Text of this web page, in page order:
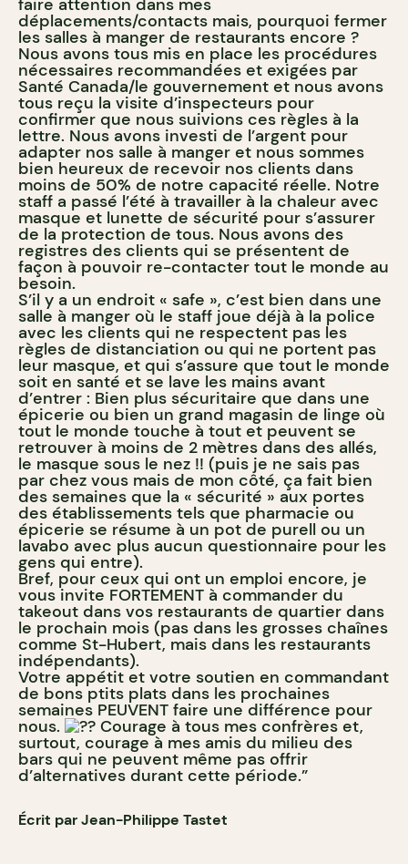
déplacements/contacts mais, pourquoi fermer
les salles à manger de restaurants encore ?
Nous avons tous mis en place les procédures
nécessaires recommandées et exigées par
Santé Canada/le gouvernement et nous avons
tous reçu la visite d’inspecteurs pour
confirmer que nous suivions ces règles à la
lettre. Nous avons investi de l’argent pour
adapter nos salle à manger et nous sommes
bien heureux de recevoir nos clients dans
moins de 50% de notre capacité réelle. Notre
staff a passé l’été à travailler à la chaleur avec
masque et lunette de sécurité pour s’assurer
de la protection de tous. Nous avons des
registres des clients qui se présentent de
façon à pouvoir re-contacter tout le monde au
besoin.
S’il y a un endroit « safe », c’est bien dans une
salle à manger où le staff joue déjà à la police
avec les clients qui ne respectent pas les
règles de distanciation ou qui ne portent pas
leur masque, et qui s’assure que tout le monde
soit en santé et se lave les mains avant
d’entrer : Bien plus sécuritaire que dans une
épicerie ou bien un grand magasin de linge où
tout le monde touche à tout et peuvent se
retrouver à moins de 2 mètres dans des allés,
le masque sous le nez !! (puis je ne sais pas
par chez vous mais de mon côté, ça fait bien
des semaines que la « sécurité » aux portes
des établissements tels que pharmacie ou
épicerie se résume à un pot de purell ou un
lavabo avec plus aucun questionnaire pour les
gens qui entre).
Bref, pour ceux qui ont un emploi encore, je
vous invite FORTEMENT à commander du
takeout dans vos restaurants de quartier dans
le prochain mois (pas dans les grosses chaînes
comme St-Hubert, mais dans les restaurants
indépendants).
Votre appétit et votre soutien en commandant
de bons ptits plats dans les prochaines
semaines PEUVENT faire une différence pour
nous. Courage à tous mes confrères et,
surtout, courage à mes amis du milieu des
bars qui ne peuvent même pas offrir
d’alternatives durant cette période.”
Écrit par Jean-Philippe Tastet